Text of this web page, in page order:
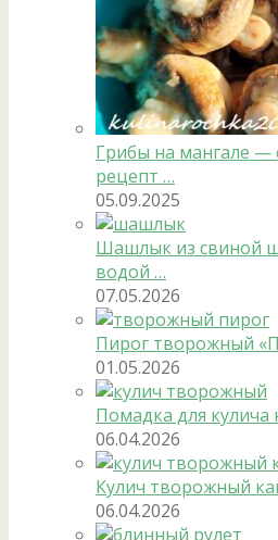
Грибы на мангале —
рецепт …
05.09.2025
Шашлык из свиной
водой …
07.05.2026
Пирог творожный
01.05.2026
Помадка для кулича
06.04.2026
Кулич творожный
06.04.2026